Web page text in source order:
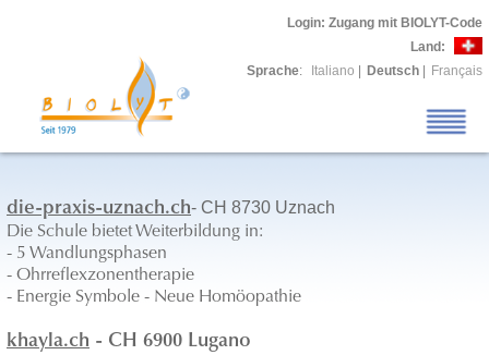
Login: Zugang mit BIOLYT-Code
Land:
Sprache: Italiano Deutsch Français
die-praxis-uznach.ch- CH 8730 Uznach
Die Schule bietet Weiterbildung in:
- 5 Wandlungsphasen
- Ohrreflexzonentherapie
- Energie Symbole - Neue Homöopathie
khayla.ch - CH 6900 Lugano